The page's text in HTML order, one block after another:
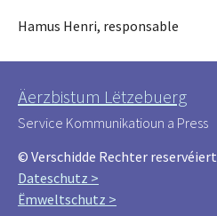
Hamus Henri, responsable
Äerzbistum Lëtzebuerg
Service Kommunikatioun a Press
© Verschidde Rechter reservéiert
Dateschutz >
Ëmweltschutz >